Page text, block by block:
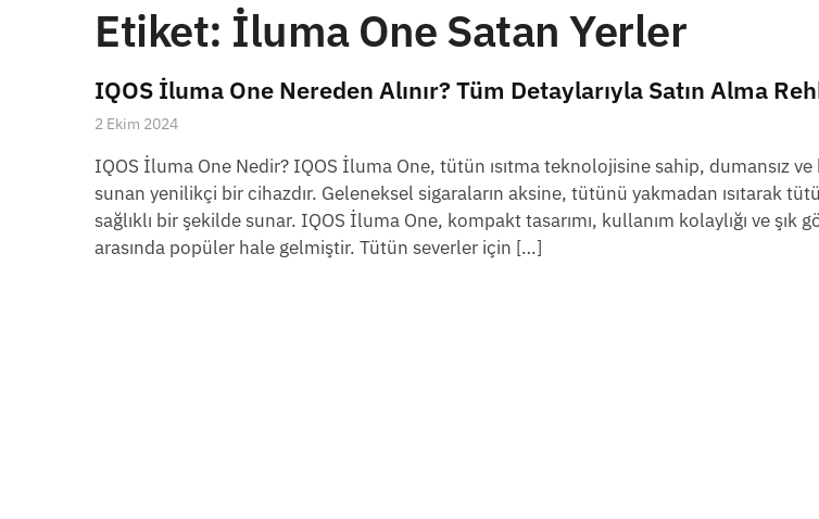
Etiket: İluma One Satan Yerler
IQOS İluma One Nereden Alınır? Tüm Detaylarıyla Satın Alma
2 Ekim 2024
IQOS İluma One Nedir? IQOS İluma One, tütün ısıtma teknolojisine sahip, dumansız
sunan yenilikçi bir cihazdır. Geleneksel sigaraların aksine, tütünü yakmadan ısıtarak
sağlıklı bir şekilde sunar. IQOS İluma One, kompakt tasarımı, kullanım kolaylığı ve şık
arasında popüler hale gelmiştir. Tütün severler için […]